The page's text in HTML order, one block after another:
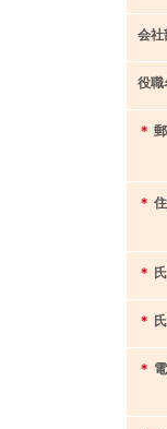
会社
役職
＊
＊
＊
＊
＊